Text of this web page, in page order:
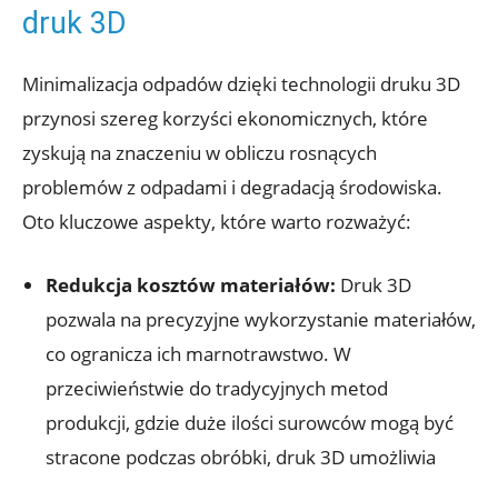
druk 3D
Minimalizacja odpadów dzięki technologii druku 3D
przynosi szereg korzyści ekonomicznych, które
zyskują na znaczeniu w obliczu rosnących
problemów z odpadami i degradacją środowiska.
Oto kluczowe aspekty, które warto rozważyć:
Redukcja kosztów materiałów: Druk 3D
pozwala na precyzyjne wykorzystanie materiałów,
co ogranicza ich marnotrawstwo. W
przeciwieństwie do tradycyjnych metod
produkcji, gdzie duże ilości surowców mogą być
stracone podczas obróbki, druk 3D umożliwia